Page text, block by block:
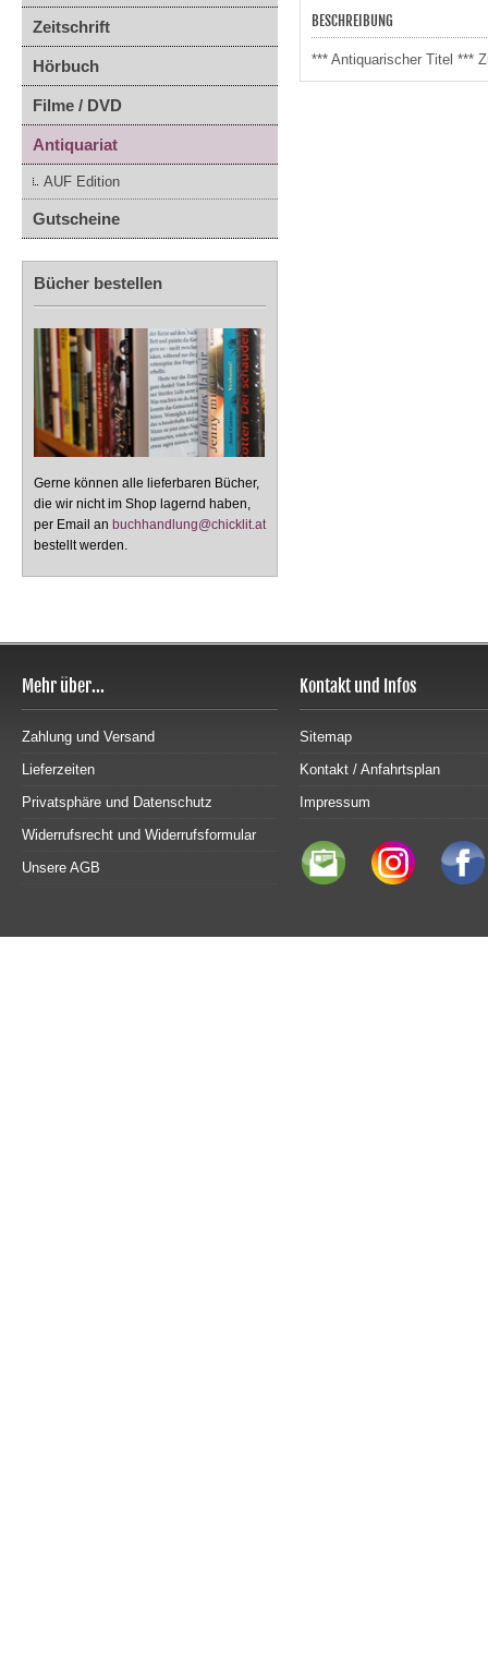
Zeitschrift
Hörbuch
Filme / DVD
Antiquariat
AUF Edition
Gutscheine
Bücher bestellen
Gerne können alle lieferbaren Bücher,
die wir nicht im Shop lagernd haben,
per Email an buchhandlung@chicklit.at
bestellt werden.
BESCHREIBUNG
*** Antiquarischer Titel ***
Mehr über...
Zahlung und Versand
Lieferzeiten
Privatsphäre und Datenschutz
Widerrufsrecht und Widerrufsformular
Unsere AGB
Kontakt und Infos
Sitemap
Kontakt / Anfahrtsplan
Impressum